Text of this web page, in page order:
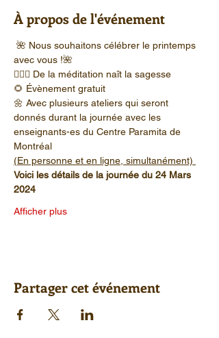
À propos de l'événement
🌺 Nous souhaitons célébrer le printemps
avec vous !🌺
🧘🏻‍♀ De la méditation naît la sagesse
🌻 Évènement gratuit
🌼 Avec plusieurs ateliers qui seront
donnés durant la journée avec les
enseignants-es du Centre Paramita de
Montréal
(En personne et en ligne, simultanément)
Voici les détails de la journée du 24 Mars
2024
Afficher plus
Partager cet événement